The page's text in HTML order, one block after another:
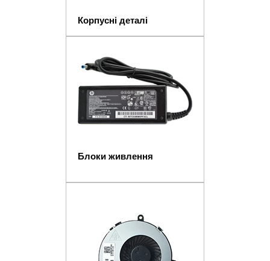
Корпусні деталі
Блоки живлення